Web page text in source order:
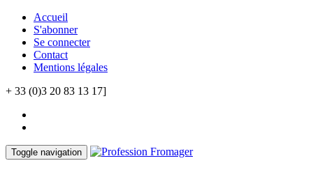
Accueil
S'abonner
Se connecter
Contact
Mentions légales
+ 33 (0)3 20 83 13 17]
Toggle navigation